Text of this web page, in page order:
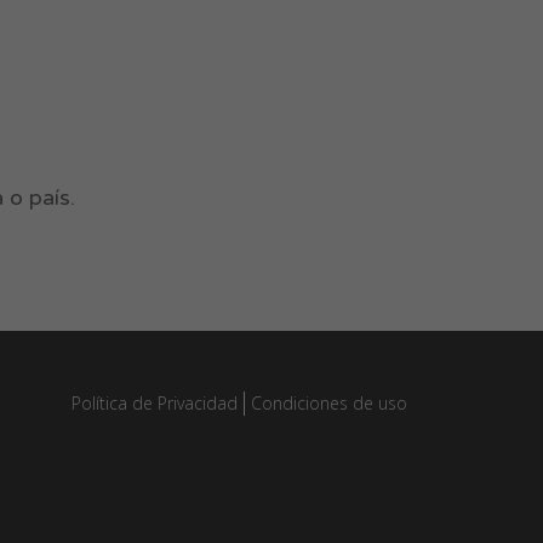
o país.
Política de Privacidad Condiciones de uso